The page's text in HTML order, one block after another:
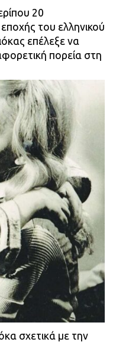
20
του ελληνικού
επέλεξε να
πορεία στη
σχετικά με την